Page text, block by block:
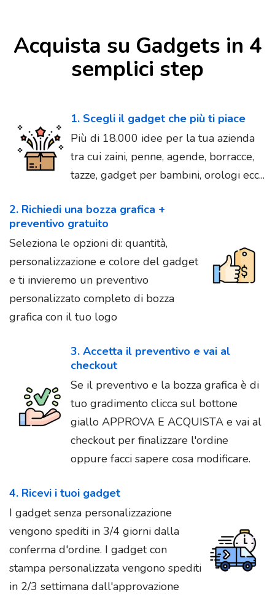
Acquista su Gadgets in 4
semplici step
1. Scegli il gadget che più ti piace
Più di 18.000 idee per la tua azienda
tra cui zaini, penne, agende, borracce,
tazze, gadget per bambini, orologi ecc...
2. Richiedi una bozza grafica +
preventivo gratuito
Seleziona le opzioni di: quantità,
personalizzazione e colore del gadget
e ti invieremo un preventivo
personalizzato completo di bozza
grafica con il tuo logo
3. Accetta il preventivo e vai al
checkout
Se il preventivo e la bozza grafica è di
tuo gradimento clicca sul bottone
giallo APPROVA E ACQUISTA e vai al
checkout per finalizzare l'ordine
oppure facci sapere cosa modificare.
4. Ricevi i tuoi gadget
I gadget senza personalizzazione
vengono spediti in 3/4 giorni dalla
conferma d'ordine. I gadget con
stampa personalizzata vengono spediti
in 2/3 settimana dall'approvazione